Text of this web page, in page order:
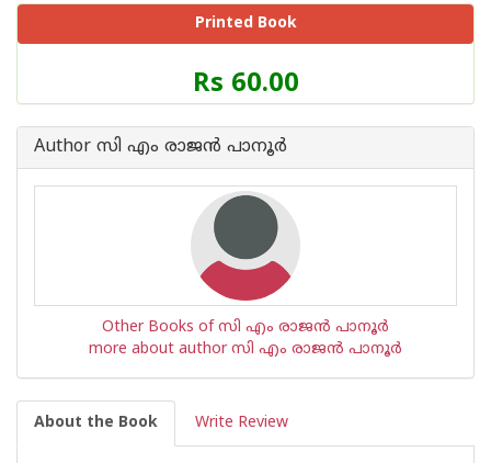
Printed Book
Price
of
Book
Rs 60.00
Author സി എം രാജന്‍ പാനൂര്‍
Other Books of സി എം രാജന്‍ പാനൂര്‍
more about author സി എം രാജന്‍ പാനൂര്‍
About the Book Write Review